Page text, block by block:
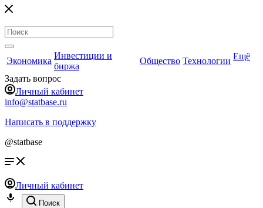
Экономика
Инвестиции и
биржа
Общество Технологии Ещё
Задать вопрос
Личный кабинет
info@statbase.ru
Написать в поддержку
@statbase
Личный кабинет
Поиск